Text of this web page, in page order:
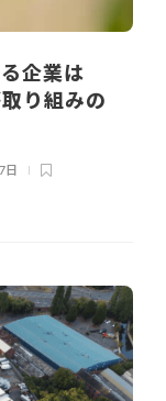
企業は
り組みの
日